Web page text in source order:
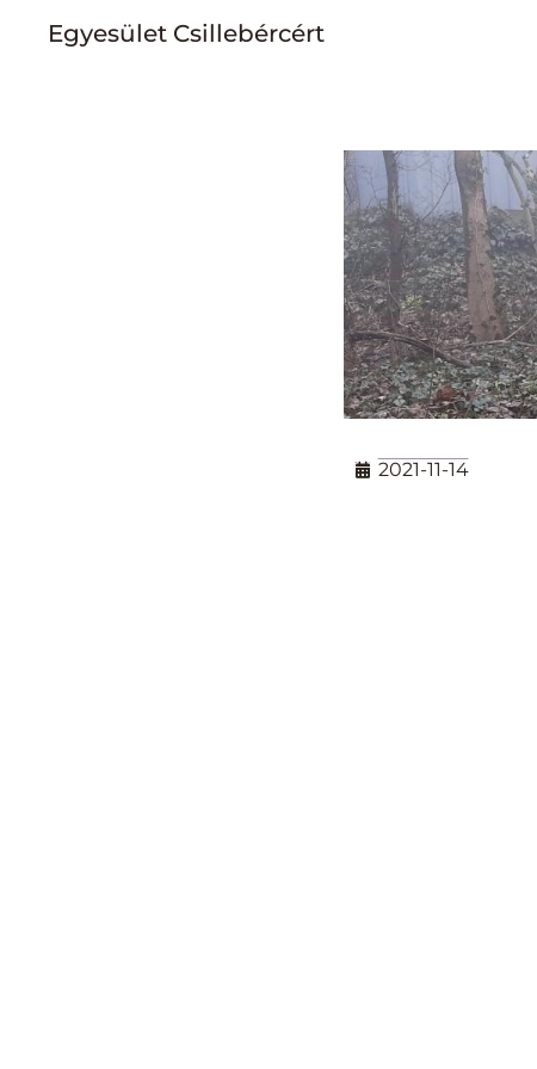
Egyesület Csillebércért
2021-11-14